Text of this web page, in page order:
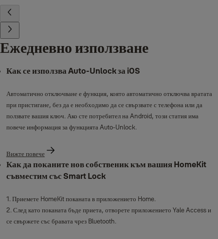
Ежедневно използване
Как се използва Auto-Unlock за iOS
Автоматично отключване е функция, която автоматично отключва вратата
при пристигане, без да е необходимо да се свързвате с телефона или да
ползвате вашия ключ. Ако сте потребител на Android, този статия има
повече информация за функцията Auto-Unlock.
Вижте повече
Как да поканите нов собственик към вашия HomeKit
съвместим със Smart Lock
1. Приемете HomeKit поканата в приложението Home.
2. След като поканата бъде приета, отворете приложението Yale Access и
се свържете със бравата чрез Bluetooth.